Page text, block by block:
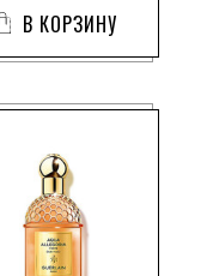
В КОРЗИНУ